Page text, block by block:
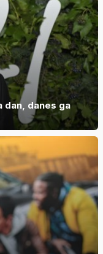
dan, danes ga